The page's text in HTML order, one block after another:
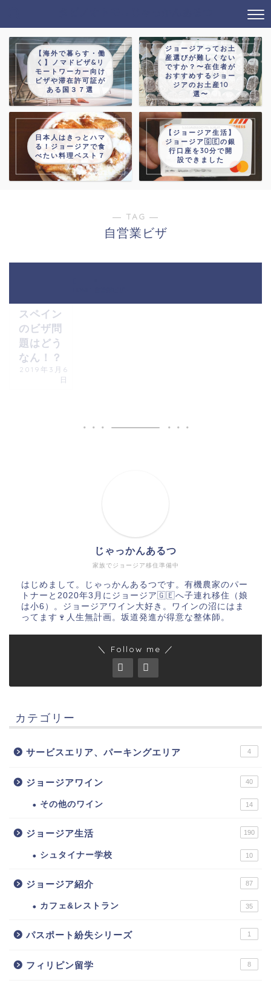
【海外で暮らす・働
く】ノマドビザ&リ
モートワーカー向け
ビザや滞在許可証が
ある国３７選
ジョージアってお土
産選びが難しくない
ですか？〜在住者が
おすすめするジョー
ジアのお土産10
選〜
日本人はきっとハマ
る！ジョージアで食
べたい料理ベスト７
【ジョージア生活】
ジョージア🇬🇪の銀
行口座を30分で開
設できました
― TAG ―
自営業ビザ
スペイン
のビザ問
題はどう
なん！？
2019年3月6
日
家族でジョージア移住準備中
じゃっかんあるつ
はじめまして。じゃっかんあるつです。有機農家のパー
トナーと2020年3月にジョージア🇬🇪へ子連れ移住（娘
は小6）。ジョージアワイン大好き。ワインの沼にはま
ってます🍷人生無計画。坂道発進が得意な整体師。
＼ Follow me ／
カテゴリー
サービスエリア、パーキングエリア 4
ジョージアワイン 40
その他のワイン 14
ジョージア生活 190
シュタイナー学校 10
ジョージア紹介 87
カフェ&レストラン 35
パスポート紛失シリーズ 1
フィリピン留学 8